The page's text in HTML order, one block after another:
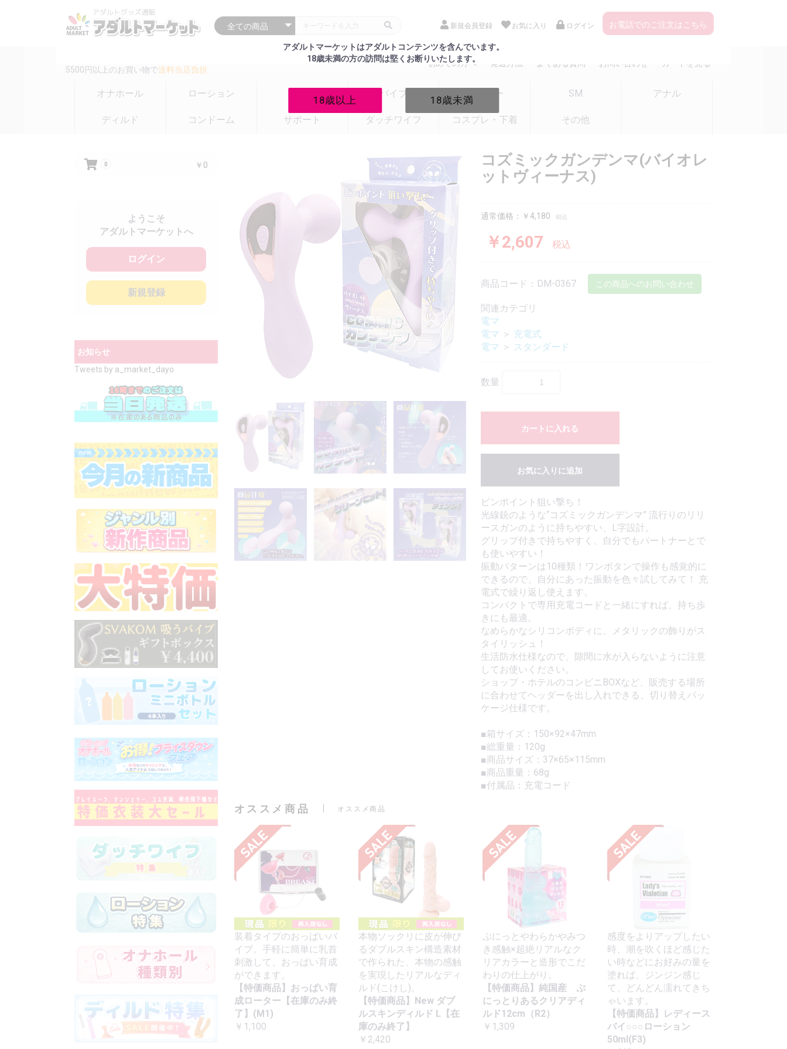
アダルトマーケットはアダルトコンテンツを含んでいます。
18歳未満の方の訪問は堅くお断りいたします。
18歳以上 18歳未満
新規会員登録 お気に入り ログイン お電話でのご注文はこちら
5500円以上のお買い物で送料当店負担
初めての方へ 発送方法 よくある質問 お問い合わせ カートを見る
オナホール ローション バイブ ローター SM アナル
ディルド コンドーム サポート ダッチワイフ コスプレ・下着 その他
0 ￥0
ようこそ
アダルトマーケットへ
ログイン
新規登録
お知らせ
Tweets by a_market_dayo
コズミックガンデンマ(バイオレ
ットヴィーナス)
通常価格：￥4,180 税込
￥2,607 税込
商品コード：DM-0367 この商品へのお問い合わせ
関連カテゴリ
電マ
電マ ＞ 充電式
電マ ＞ スタンダード
数量
カートに入れる
お気に入りに追加
ピンポイント狙い撃ち！
光線銃のような“コズミックガンデンマ” 流行りのリリ
ースガンのように持ちやすい、L字設計。
グリップ付きで持ちやすく、自分でもパートナーとで
も使いやすい！
振動パターンは10種類！ワンボタンで操作も感覚的に
できるので、自分にあった振動を色々試してみて！ 充
電式で繰り返し使えます。
コンパクトで専用充電コードと一緒にすれば、持ち歩
きにも最適。
なめらかなシリコンボディに、メタリックの飾りがス
タイリッシュ！
生活防水仕様なので、隙間に水が入らないように注意
してお使いください。
ショップ・ホテルのコンビニBOXなど、販売する場所
に合わせてヘッダーを出し入れできる、切り替えパッ
ケージ仕様です。
■箱サイズ：150×92×47mm
■総重量：120g
■商品サイズ：37×65×115mm
■商品重量：68g
■付属品：充電コード
オススメ商品 オススメ商品
装着タイプのおっぱいバ
イブ。手軽に簡単に乳首
刺激して、おっぱい育成
ができます。
【特価商品】おっぱい育
成ローター【在庫のみ終
了】(M1)
￥1,100
本物ソックリに皮が伸び
るダブルスキン構造素材
で作られた、本物の感触
を実現したリアルなディ
ルド(こけし)。
【特価商品】New ダブ
ルスキンディルド L【在
庫のみ終了】
￥2,420
ぷにっとやわらかやみつ
き感触×超絶リアルなク
リアカラーと造形でこだ
わりの仕上がり。
【特価商品】純国産 ぷ
にっとりあるクリアディ
ルド12cm（R2）
￥1,309
感度をよりアップしたい
時、潮を吹くほど感じた
い時などにお好みの量を
塗れば、ジンジン感じ
て、どんどん濡れてきち
ゃいます。
【特価商品】レディース
バイ○○○ローション
50ml(F3)